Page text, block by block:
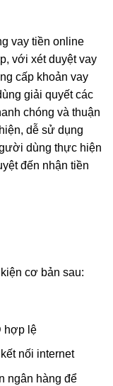
vay tiền online
với xét duyệt vay
cấp khoản vay
giải quyết các
chóng và thuận
dễ sử dụng
dùng thực hiện
đến nhận tiền
cơ bản sau:
hợp lệ
nối internet
ngân hàng để